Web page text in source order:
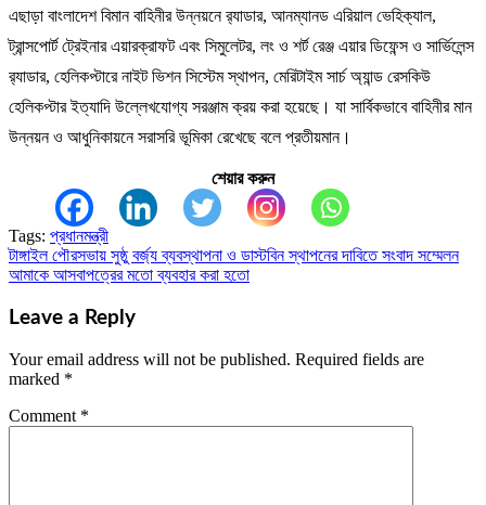
এছাড়া বাংলাদেশ বিমান বাহিনীর উন্নয়নে র‌্যাডার, আনম্যানড এরিয়াল ভেহিক্যাল,
ট্রান্সপোর্ট ট্রেইনার এয়ারক্রাফট এবং সিমুলেটর, লং ও শর্ট রেঞ্জ এয়ার ডিফেন্স ও সার্ভিলেন্স
র‌্যাডার, হেলিকপ্টারে নাইট ভিশন সিস্টেম স্থাপন, মেরিটাইম সার্চ অ্যান্ড রেসকিউ
হেলিকপ্টার ইত্যাদি উল্লেখযোগ্য সরঞ্জাম ক্রয় করা হয়েছে। যা সার্বিকভাবে বাহিনীর মান
উন্নয়ন ও আধুনিকায়নে সরাসরি ভূমিকা রেখেছে বলে প্রতীয়মান।
শেয়ার করুন
Tags: প্রধানমন্ত্রী
Post
navigation
টাঙ্গাইল পৌরসভায় সুষ্ঠু বর্জ্য ব্যবস্থাপনা ও ডাস্টবিন স্থাপনের দাবিতে সংবাদ সম্মেলন
আমাকে আসবাপত্রের মতো ব্যবহার করা হতো
Leave a Reply
Your email address will not be published. Required fields are
marked *
Comment *